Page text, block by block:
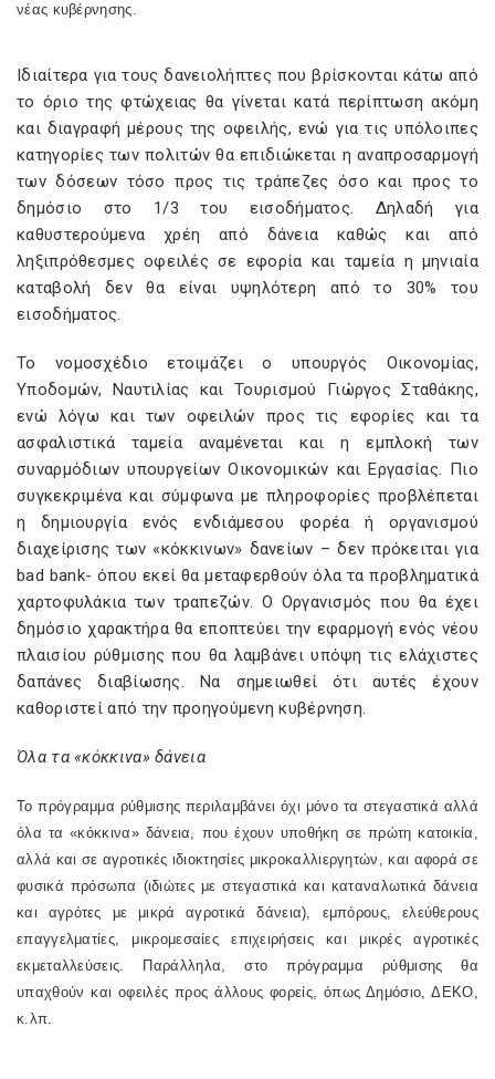
νέας κυβέρνησης.
Ιδιαίτερα για τους δανειολήπτες που βρίσκονται κάτω από
το όριο της φτώχειας θα γίνεται κατά περίπτωση ακόμη
και διαγραφή μέρους της οφειλής, ενώ για τις υπόλοιπες
κατηγορίες των πολιτών θα επιδιώκεται η αναπροσαρμογή
των δόσεων τόσο προς τις τράπεζες όσο και προς το
δημόσιο στο 1/3 του εισοδήματος. Δηλαδή για
καθυστερούμενα χρέη από δάνεια καθώς και από
ληξιπρόθεσμες οφειλές σε εφορία και ταμεία η μηνιαία
καταβολή δεν θα είναι υψηλότερη από το 30% του
εισοδήματος.
Το νομοσχέδιο ετοιμάζει ο υπουργός Οικονομίας,
Υποδομών, Ναυτιλίας και Τουρισμού Γιώργος Σταθάκης,
ενώ λόγω και των οφειλών προς τις εφορίες και τα
ασφαλιστικά ταμεία αναμένεται και η εμπλοκή των
συναρμόδιων υπουργείων Οικονομικών και Εργασίας. Πιο
συγκεκριμένα και σύμφωνα με πληροφορίες προβλέπεται
η δημιουργία ενός ενδιάμεσου φορέα ή οργανισμού
διαχείρισης των «κόκκινων» δανείων – δεν πρόκειται για
bad bank- όπου εκεί θα μεταφερθούν όλα τα προβληματικά
χαρτοφυλάκια των τραπεζών. Ο Οργανισμός που θα έχει
δημόσιο χαρακτήρα θα εποπτεύει την εφαρμογή ενός νέου
πλαισίου ρύθμισης που θα λαμβάνει υπόψη τις ελάχιστες
δαπάνες διαβίωσης. Να σημειωθεί ότι αυτές έχουν
καθοριστεί από την προηγούμενη κυβέρνηση.
Όλα τα «κόκκινα» δάνεια
Το πρόγραμμα ρύθμισης περιλαμβάνει όχι μόνο τα στεγαστικά αλλά
όλα τα «κόκκινα» δάνεια, που έχουν υποθήκη σε πρώτη κατοικία,
αλλά και σε αγροτικές ιδιοκτησίες μικροκαλλιεργητών, και αφορά σε
φυσικά πρόσωπα (ιδιώτες με στεγαστικά και καταναλωτικά δάνεια
και αγρότες με μικρά αγροτικά δάνεια), εμπόρους, ελεύθερους
επαγγελματίες, μικρομεσαίες επιχειρήσεις και μικρές αγροτικές
εκμεταλλεύσεις. Παράλληλα, στο πρόγραμμα ρύθμισης θα
υπαχθούν και οφειλές προς άλλους φορείς, όπως Δημόσιο, ΔΕΚΟ,
κ.λπ.